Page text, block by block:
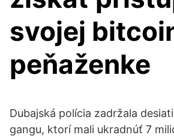
svojej
peňaženke
Dubajská polícia zadržala
gangu, ktorí mali ukradnúť 7